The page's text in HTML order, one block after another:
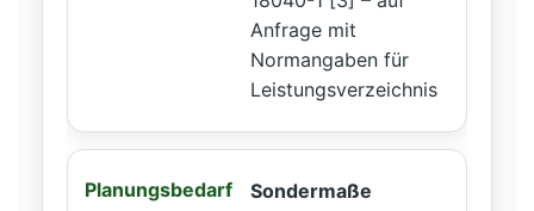
Anfrage mit
Normangaben für
Leistungsverzeichnis
Sondermaße